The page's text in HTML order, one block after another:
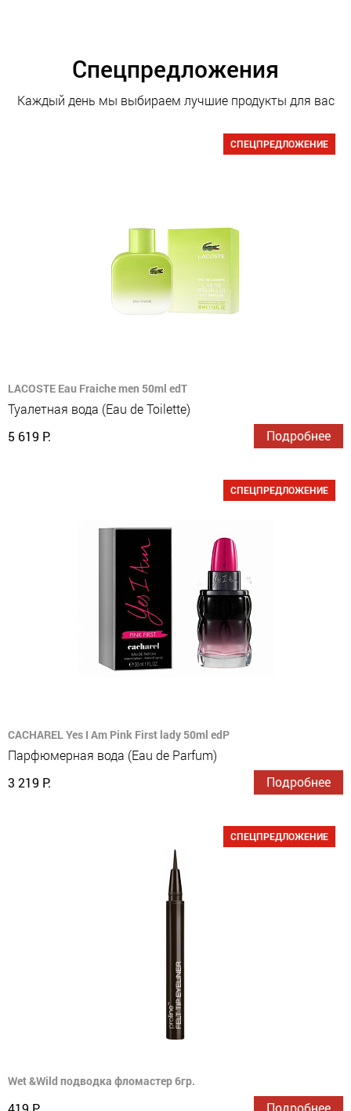
Спецпредложения
Каждый день мы выбираем лучшие продукты для вас
СПЕЦПРЕДЛОЖЕНИЕ
LACOSTE Eau Fraiche men 50ml edT
Туалетная вода (Eau de Toilette)
5 619 Р.
Подробнее
СПЕЦПРЕДЛОЖЕНИЕ
CACHAREL Yes I Am Pink First lady 50ml edP
Парфюмерная вода (Eau de Parfum)
3 219 Р.
Подробнее
СПЕЦПРЕДЛОЖЕНИЕ
Wet &Wild подводка фломастер 6гр.